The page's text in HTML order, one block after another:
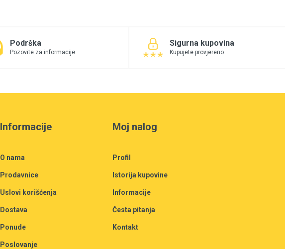
Podrška
Pozovite za informacije
Sigurna kupovina
Kupujete provjereno
Informacije
O nama
Prodavnice
Uslovi korišćenja
Dostava
Ponude
Poslovanje
Moj nalog
Profil
Istorija kupovine
Informacije
Česta pitanja
Kontakt